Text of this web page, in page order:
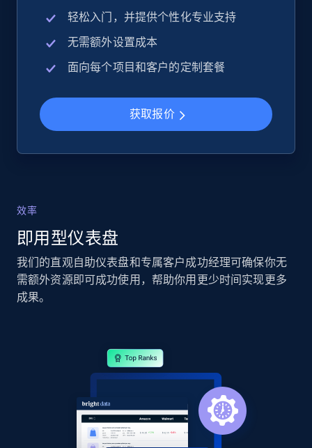
轻松入门，并提供个性化专业支持
无需额外设置成本
面向每个项目和客户的定制套餐
获取报价
效率
即用型仪表盘
我们的直观自助仪表盘和专属客户成功经理可确保你无
需额外资源即可成功使用，帮助你用更少时间实现更多
成果。